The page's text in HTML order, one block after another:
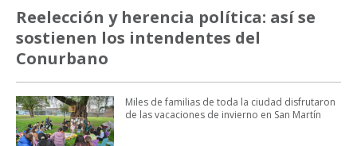
Reelección y herencia política: así se
sostienen los intendentes del
Conurbano
Miles de familias de toda la ciudad disfrutaron
de las vacaciones de invierno en San Martín